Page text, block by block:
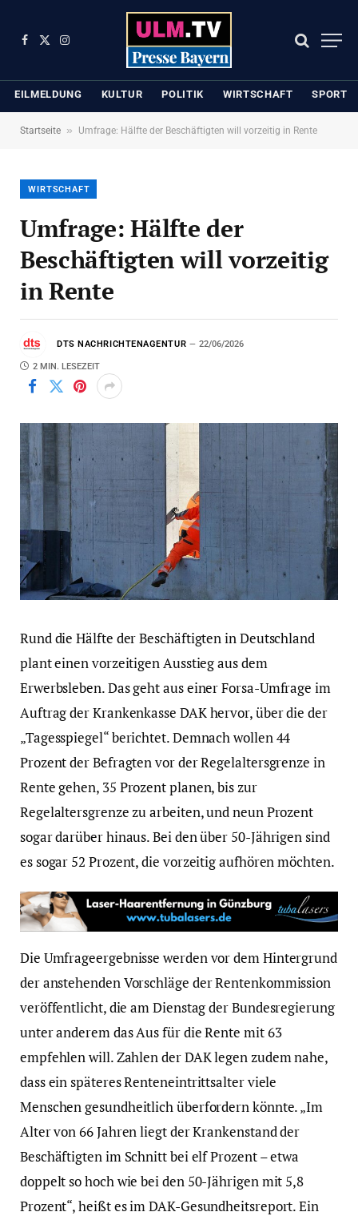
Facebook
X
Instagram
EILMELDUNG KULTUR POLITIK WIRTSCHAFT SPORT
Startseite » Umfrage: Hälfte der Beschäftigten will vorzeitig in Rente
WIRTSCHAFT
Umfrage: Hälfte der
Beschäftigten will vorzeitig
in Rente
DTS NACHRICHTENAGENTUR 22/06/2026
2 MIN. LESEZEIT
Rund die Hälfte der Beschäftigten in Deutschland
plant einen vorzeitigen Ausstieg aus dem
Erwerbsleben. Das geht aus einer Forsa-Umfrage im
Auftrag der Krankenkasse DAK hervor, über die der
„Tagesspiegel“ berichtet. Demnach wollen 44
Prozent der Befragten vor der Regelaltersgrenze in
Rente gehen, 35 Prozent planen, bis zur
Regelaltersgrenze zu arbeiten, und neun Prozent
sogar darüber hinaus. Bei den über 50-Jährigen sind
es sogar 52 Prozent, die vorzeitig aufhören möchten.
Die Umfrageergebnisse werden vor dem Hintergrund
der anstehenden Vorschläge der Rentenkommission
veröffentlicht, die am Dienstag der Bundesregierung
unter anderem das Aus für die Rente mit 63
empfehlen will. Zahlen der DAK legen zudem nahe,
dass ein späteres Renteneintrittsalter viele
Menschen gesundheitlich überfordern könnte. „Im
Alter von 66 Jahren liegt der Krankenstand der
Beschäftigten im Schnitt bei elf Prozent – etwa
doppelt so hoch wie bei den 50-Jährigen mit 5,8
Prozent“, heißt es im DAK-Gesundheitsreport. Ein